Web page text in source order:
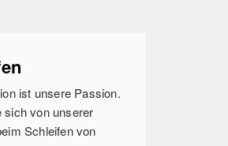
ist unsere Passion.
sich von unserer
Schleifen von